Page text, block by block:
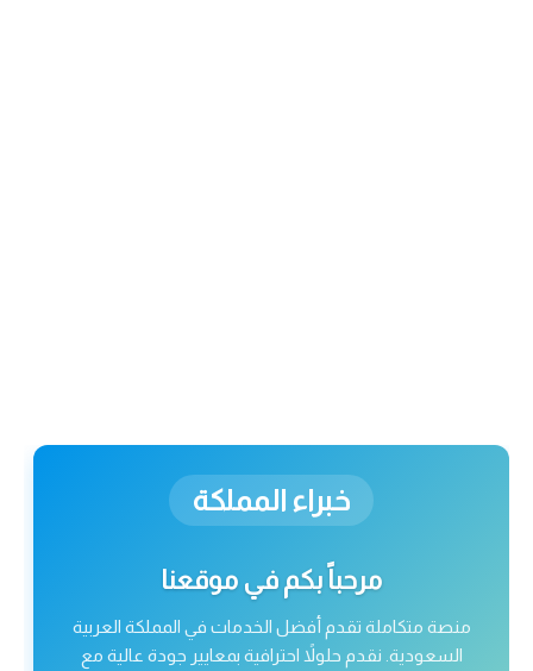
خبراء المملكة
مرحباً بكم في موقعنا
منصة متكاملة تقدم أفضل الخدمات في المملكة العربية
السعودية. نقدم حلولاً احترافية بمعايير جودة عالية مع